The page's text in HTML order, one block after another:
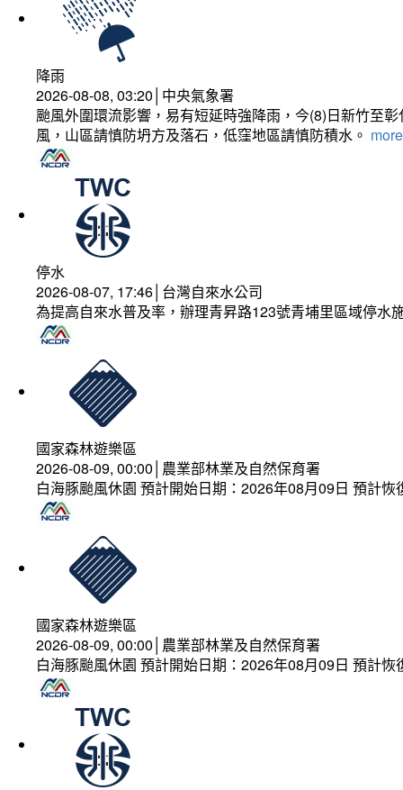
降雨
2026-08-08, 03:20│中央氣象署
颱風外圍環流影響，易有短延時強降雨，今(8)日新竹至
風，山區請慎防坍方及落石，低窪地區請慎防積水。
停水
2026-08-07, 17:46│台灣自來水公司
為提高自來水普及率，辦理青昇路123號青埔里區域停水
國家森林遊樂區
2026-08-09, 00:00│農業部林業及自然保育署
白海豚颱風休園 預計開始日期：2026年08月09日 預計
國家森林遊樂區
2026-08-09, 00:00│農業部林業及自然保育署
白海豚颱風休園 預計開始日期：2026年08月09日 預計